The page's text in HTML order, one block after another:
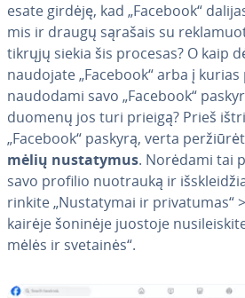
esate girdėję, kad „Facebook“
mis ir draugų sąrašais su
tikrųjų siekia šis procesas? O kaip
naudojate „Facebook“ arba į
naudodami savo „Facebook“
duomenų jos turi prieigą? Prieš
„Facebook“ paskyrą, verta
mė­lių nu­sta­ty­mus. Norėdami tai
savo profilio nuotrauką ir
rin­ki­te „Nu­sta­ty­mai ir pri­va­tu­mas“
kairėje šoninėje juostoje
mė­lės ir svetainės“.